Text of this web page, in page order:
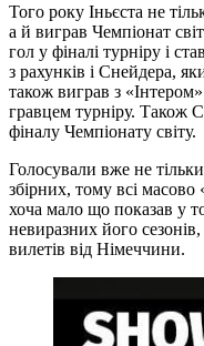
Того року Іньєста не
а й виграв Чемпіонат
гол у фіналі турніру і
з рахунків і Снейдера,
також виграв з
гравцем турніру. Також
фіналу Чемпіонату світу.
Голосували вже не
збірних, тому всі масово
хоча мало що показав у
невиразних його
вилетів від Німеччини.